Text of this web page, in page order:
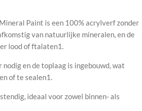
Paint is een 100% acrylverf zonder
van natuurlijke mineralen, en de
lood of ftalaten1.
en de toplaag is ingebouwd, wat
of te sealen1.
ideaal voor zowel binnen- als